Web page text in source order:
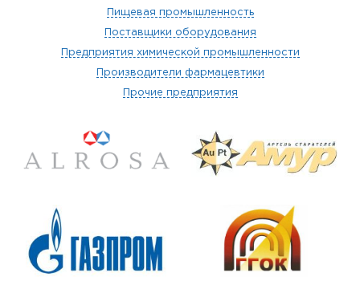
Пищевая промышленность
Поставщики оборудования
Предприятия химической промышленности
Производители фармацевтики
Прочие предприятия